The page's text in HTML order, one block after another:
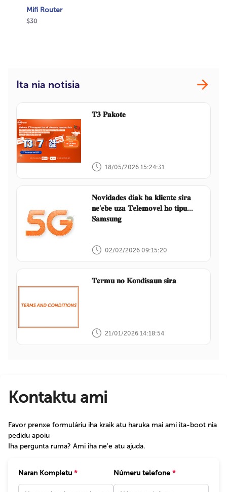
Mifi Router
$30
Ita nia notisia
𝐓𝟑 𝐏𝐚𝐤𝐨𝐭𝐞
18/05/2026 15:24:31
𝐍𝐨𝐯𝐢𝐝𝐚𝐝𝐞𝐬 𝐝𝐢𝐚𝐤 𝐛𝐚 𝐤𝐥𝐢𝐞𝐧𝐭𝐞 𝐬𝐢𝐫𝐚
𝐧𝐞'𝐞𝐛𝐞 𝐮𝐳𝐚 𝐓𝐞𝐥𝐞𝐦𝐨𝐯𝐞𝐥 𝐡𝐨 𝐭𝐢𝐩𝐮
𝐒𝐚𝐦𝐬𝐮𝐧𝐠
02/02/2026 09:15:20
𝐓𝐞𝐫𝐦𝐮 𝐧𝐨 𝐊𝐨𝐧𝐝𝐢𝐬𝐚𝐮𝐧 𝐬𝐢𝐫𝐚
21/01/2026 14:18:54
Kontaktu ami
Favor prenxe formuláriu iha kraik atu haruka mai ami ita-boot nia
pedidu apoiu
Iha pergunta ruma? Ami iha ne'e atu ajuda.
Naran Kompletu * Númeru telefone *